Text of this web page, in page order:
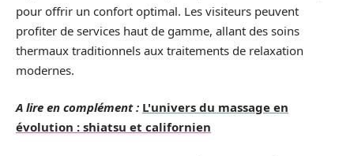
pour offrir un confort optimal. Les visiteurs peuvent
profiter de services haut de gamme, allant des soins
thermaux traditionnels aux traitements de relaxation
modernes.
A lire en complément : L'univers du massage en
évolution : shiatsu et californien